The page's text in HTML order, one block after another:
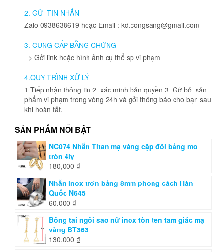
2. GỬI TIN NHẮN
Zalo 0938638619 hoặc Email : kd.congsang@gmail.com
3. CUNG CẤP BẰNG CHỨNG
=> Gởi link hoặc hình ảnh cụ thể sp vi phạm
4.QUY TRÌNH XỬ LÝ
1.Tiếp nhận thông tin 2. xác minh bản quyền 3. Gỡ bỏ sản
phẩm vi phạm trong vòng 24h và gởi thông báo cho bạn sau
khi hoàn tất.
SẢN PHẨM NỔI BẬT
NC074 Nhẫn Titan mạ vàng cặp đôi bảng mo
tròn 4ly
180,000 ₫
Nhẫn inox trơn bảng 8mm phong cách Hàn
Quốc N645
60,000 ₫
Bông tai ngôi sao nữ inox tòn ten tam giác mạ
vàng BT363
130,000 ₫